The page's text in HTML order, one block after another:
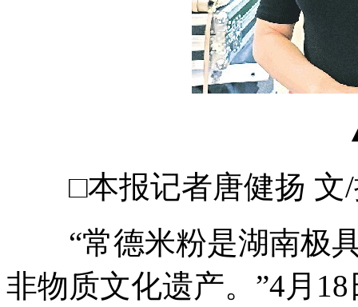
□本报记者唐健扬 文/
“常德米粉是湖南极具
非物质文化遗产。”4月